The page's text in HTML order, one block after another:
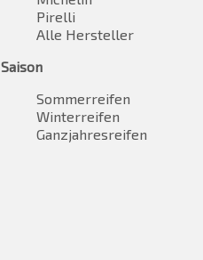
Pirelli
Alle Hersteller
Saison
Sommerreifen
Winterreifen
Ganzjahresreifen